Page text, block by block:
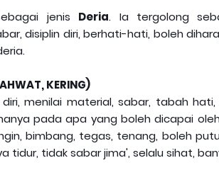
jenis Deria. Ia tergolong
disiplin diri, berhati-hati, boleh
KERING)
menilai material, sabar, tabah
pada apa yang boleh dicapai
bimbang, tegas, tenang, boleh
tidur, tidak sabar jima', selalu sihat,